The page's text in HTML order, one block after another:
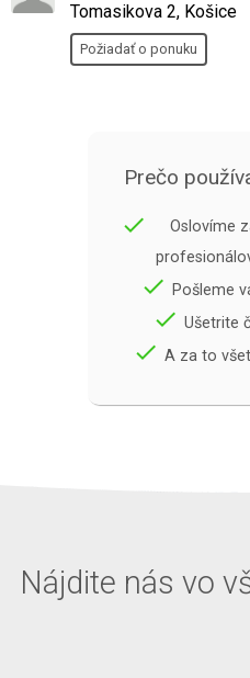
Tomasikova 2, Košice
Požiadať o ponuku
Prečo
done
Oslovíme
done Pošleme
done Ušetrite
done A za to
Nájdite nás vo